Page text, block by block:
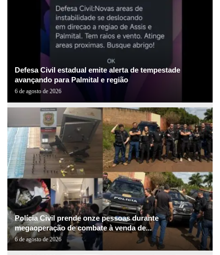
Defesa Civil estadual emite alerta de tempestade
avançando para Palmital e região
6 de agosto de 2026
Polícia Civil prende onze pessoas durante
megaoperação de combate à venda de...
6 de agosto de 2026